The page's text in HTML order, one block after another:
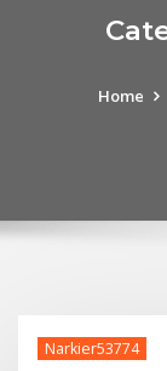
Home
Narkier53774